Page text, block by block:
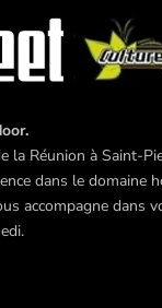
la Réunion à Saint-
dans le domaine
accompagne dans